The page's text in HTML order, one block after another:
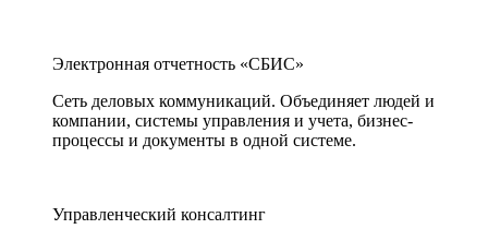
Электронная отчетность «СБИС»
Сеть деловых коммуникаций. Объединяет людей и
компании, системы управления и учета, бизнес-
процессы и документы в одной системе.
Управленческий консалтинг